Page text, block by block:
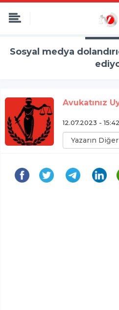
Sosyal medya
Avukatınız
12.07.2023 - 15:42